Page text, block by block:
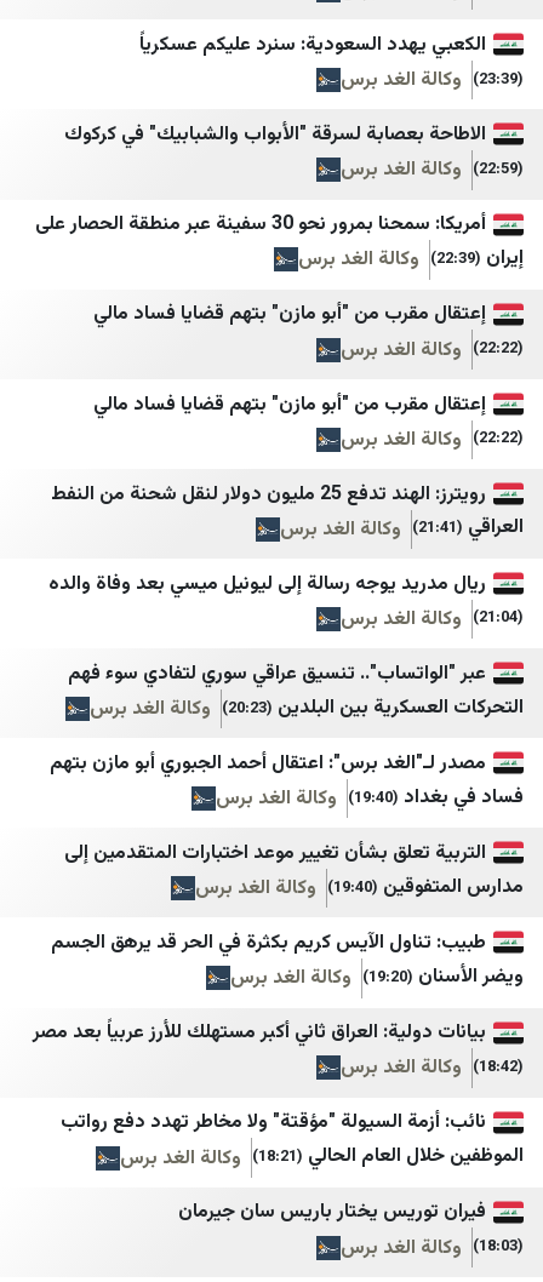
جهينة نيوز JP
كوزال
مدارات كُرد
ليفانت نيوز
مدوّنة البخاري
Spot Shot
Etijahat Media
Red TV
ليبانون اون
Voice Of Lebanon 100.5
إعلام الوزارات اللبنانية
Lebanese DNA
هنا لبنان
البديل
تفاصيل
اساس ميديا
بالمباشر
VTV Lebanon
حكي موزون
طيون
Roula Nasr
سالم زهران
Mona Succar Labaky
لبنان الكبير
Newsalist
النهار
الديار
المدن
خبرگزاری دانشجو
خبرگزاری رسا
خبرگزاری میزان
درباره پیشخوان
رادیو فردا
روزنامه دنیای اقتصاد
سپاه قدس🇮🇷
سنی آنلاین
شانا
شبستان
شرق
صراط نیوز
عصر ایران
فردا
مجاهدین خلق ایران
مرکز اسناد انقلاب اسلامی
مسیح علی‌نژاد
جنگ پژوهی
السعودية: سنرد عليكم عسكرياً
الغد برس
بعصابة لسرقة "الأبواب والشبابيك" في كركوك
الغد برس
أمريكا: سمحنا بمرور نحو 30 سفينة عبر منطقة الحصار على
وكالة الغد برس
من "أبو مازن" بتهم قضايا فساد مالي
الغد برس
من "أبو مازن" بتهم قضايا فساد مالي
الغد برس
رويترز: الهند تدفع 25 مليون دولار لنقل شحنة من النفط
وكالة الغد برس
يوجه رسالة إلى ليونيل ميسي بعد وفاة والده
الغد برس
تنسيق عراقي سوري لتفادي سوء فهم
بين البلدين (20:23)
وكالة الغد برس
برس": اعتقال أحمد الجبوري أبو مازن بتهم
(19:40)
وكالة الغد برس
تعلق بشأن تغيير موعد اختبارات المتقدمين إلى
(19:40)
وكالة الغد برس
الآيس كريم بكثرة في الحر قد يرهق الجسم
وكالة الغد برس
العراق ثاني أكبر مستهلك للأرز عربياً بعد مصر
الغد برس
السيولة "مؤقتة" ولا مخاطر تهدد دفع رواتب
العام الحالي (18:21)
وكالة الغد برس
يختار باريس سان جيرمان
الغد برس